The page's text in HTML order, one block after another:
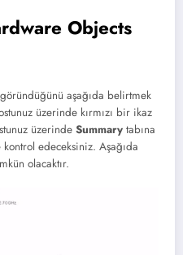
Objects
aşağıda belirtmek
üzerinde kırmızı bir ikaz
üzerinde Summary tabına
edeceksiniz. Aşağıda
olacaktır.